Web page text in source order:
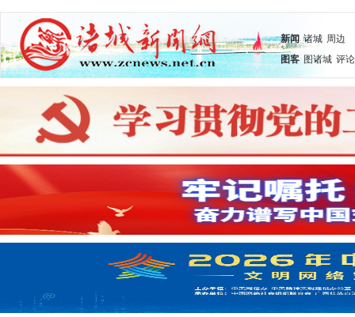
新闻 诸城 周边
图客 图诸城 评论